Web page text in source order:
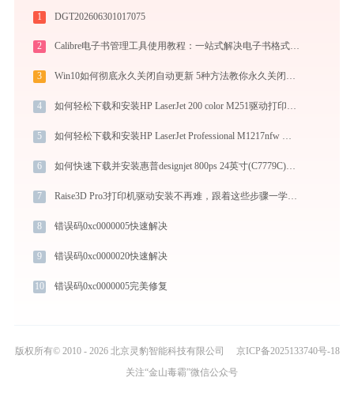
1 DGT202606301017075
2 Calibre电子书管理工具使用教程：一站式解决电子书格式转换、元数据管理与设备同步
3 Win10如何彻底永久关闭自动更新 5种方法教你永久关闭win10自动更新
4 如何轻松下载和安装HP LaserJet 200 color M251驱动打印机驱动？跟着这篇指南走
5 如何轻松下载和安装HP LaserJet Professional M1217nfw MFP打印机驱动？跟着这篇指南走
6 如何快速下载并安装惠普designjet 800ps 24英寸(C7779C)打印机驱动：详细步骤解析
7 Raise3D Pro3打印机驱动安装不再难，跟着这些步骤一学就会
8 错误码0xc0000005快速解决
9 错误码0xc0000020快速解决
10 错误码0xc0000005完美修复
版权所有© 2010 - 2026 北京灵豹智能科技有限公司
京ICP备2025133740号-18
关注“金山毒霸”微信公众号